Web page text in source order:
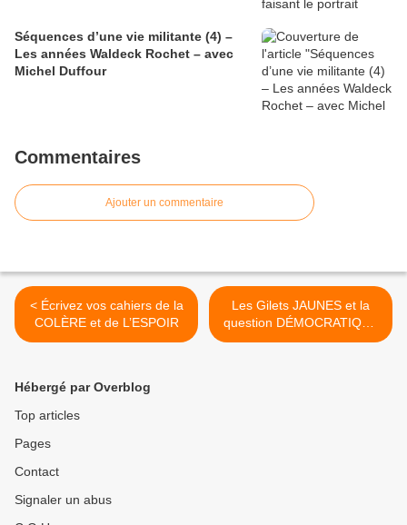
Séquences d’une vie militante (4) –
Les années Waldeck Rochet – avec
Michel Duffour
Commentaires
Ajouter un commentaire
< Écrivez vos cahiers de la
COLÈRE et de L’ESPOIR
Les Gilets JAUNES et la
question DÉMOCRATIQUE
Par Samuel Hayat >
Hébergé par Overblog
Top articles
Pages
Contact
Signaler un abus